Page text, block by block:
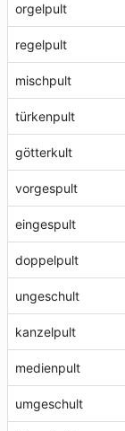
orgelpult
regelpult
mischpult
türkenpult
götterkult
vorgespult
eingespult
doppelpult
ungeschult
kanzelpult
medienpult
umgeschult